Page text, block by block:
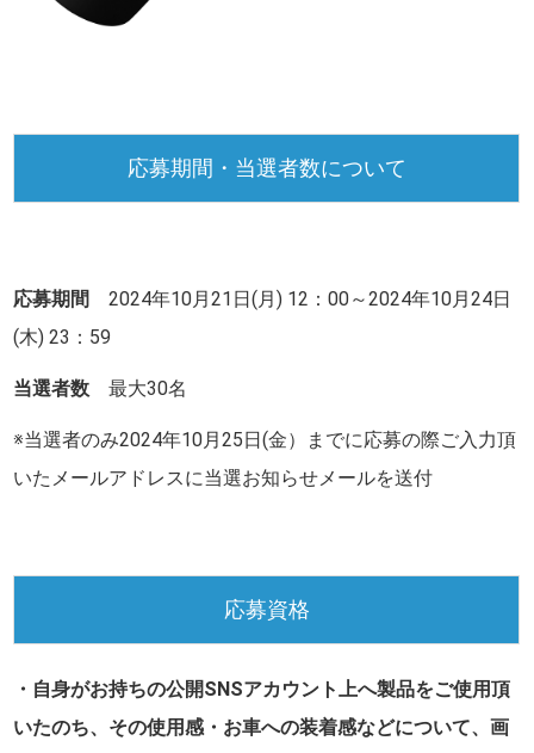
応募期間・当選者数について
応募期間 2024年10月21日(月) 12 ：00～2024年10月24日
(木)23 ： 59
当選者数 最大30名
※当選者のみ2024年10月25日(金） までに応募の際ご入力頂
いたメールアドレスに当選お知らせメールを送付
応募資格
・自身がお持ちの公開SNSアカウント上へ製品をご使用頂
いたのち、その使用感・お車への装着感などについて、画